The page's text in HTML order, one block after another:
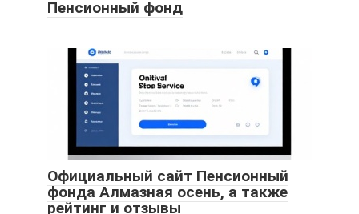
Пенсионный фонд
Официальный сайт Пенсионный
фонда Алмазная осень, а также
рейтинг и отзывы